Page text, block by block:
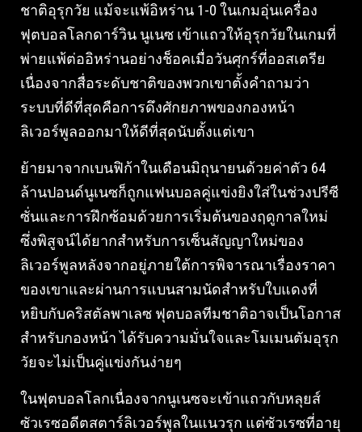
ชาติอุรุกวัย แม้จะแพ้อิหร่าน 1-0 ในเกมอุ่นเครื่อง
ฟุตบอลโลกดาร์วิน นูเนซ เข้าแถวให้อุรุกวัยในเกมที่
พ่ายแพ้ต่ออิหร่านอย่างช็อคเมื่อวันศุกร์ที่ออสเตรีย
เนื่องจากสื่อระดับชาติของพวกเขาตั้งคำถามว่า
ระบบที่ดีที่สุดคือการดึงศักยภาพของกองหน้า
ลิเวอร์พูลออกมาให้ดีที่สุดนับตั้งแต่เขา
ย้ายมาจากเบนฟิก้าในเดือนมิถุนายนด้วยค่าตัว 64
ล้านปอนด์นูเนซก็ถูกแฟนบอลคู่แข่งยิงใส่ในช่วงปรีซี
ซั่นและการฝึกซ้อมด้วยการเริ่มต้นของฤดูกาลใหม่
ซึ่งพิสูจน์ได้ยากสำหรับการเซ็นสัญญาใหม่ของ
ลิเวอร์พูลหลังจากอยู่ภายใต้การพิจารณาเรื่องราคา
ของเขาและผ่านการแบนสามนัดสำหรับใบแดงที่
หยิบกับคริสตัลพาเลซ ฟุตบอลทีมชาติอาจเป็นโอกาส
สำหรับกองหน้า ได้รับความมั่นใจและโมเมนตัมอุรุก
วัยจะไม่เป็นคู่แข่งกันง่ายๆ
ในฟุตบอลโลกเนื่องจากนูเนซจะเข้าแถวกับหลุยส์
ซัวเรซอดีตสตาร์ลิเวอร์พูลในแนวรุก แต่ซัวเรซที่อายุ